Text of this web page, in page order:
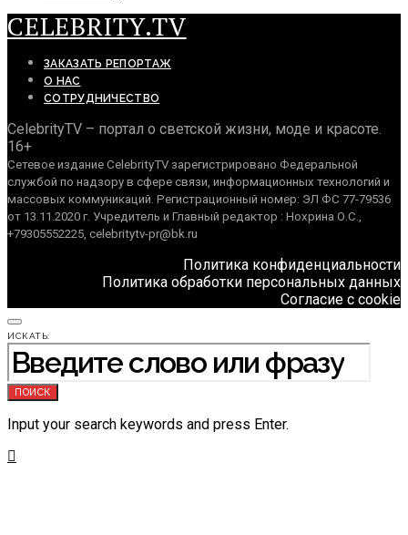
CELEBRITY.TV
ЗАКАЗАТЬ РЕПОРТАЖ
О НАС
СОТРУДНИЧЕСТВО
CelebrityTV – портал о светской жизни, моде и красоте.
16+
Сетевое издание CelebrityTV зарегистрировано Федеральной
службой по надзору в сфере связи, информационных технологий и
массовых коммуникаций. Регистрационный номер: ЭЛ ФС 77-79536
от 13.11.2020 г. Учредитель и Главный редактор : Нохрина О.С.,
+79305552225, celebritytv-pr@bk.ru
Политика конфиденциальности
Политика обработки персональных данных
Согласие с cookie
ИСКАТЬ:
ПОИСК
Input your search keywords and press Enter.